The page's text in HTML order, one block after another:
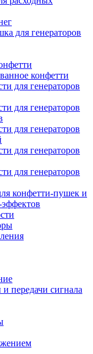
для генераторов
конфетти
для генераторов
для генераторов
для генераторов
для генераторов
для генераторов
конфетти-пушек и
передачи сигнала